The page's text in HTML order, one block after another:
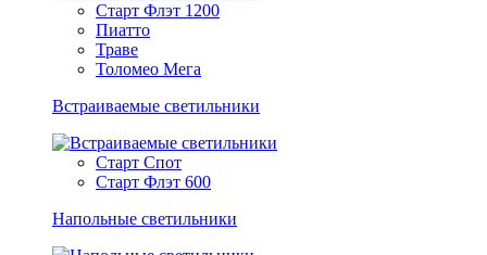
Старт Флэт 1200
Пиатто
Траве
Толомео Мега
Встраиваемые светильники
Старт Спот
Старт Флэт 600
Напольные светильники